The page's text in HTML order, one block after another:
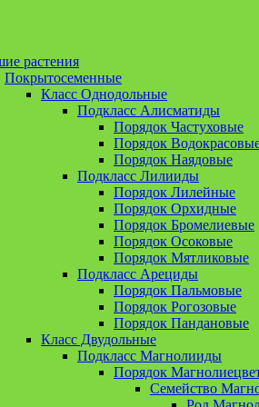
растения
Покрытосеменные
Класс Однодольные
Подкласс Алисматиды
Порядок Частуховые
Порядок
Порядок Наядовые
Подкласс Лилииды
Порядок Лилейные
Порядок Орхидные
Порядок Бромелиевые
Порядок Осоковые
Порядок Мятликовые
Подкласс Арециды
Порядок Пальмовые
Порядок Рогозовые
Порядок Пандановые
Класс Двудольные
Подкласс Магнолииды
Порядок
Семейство